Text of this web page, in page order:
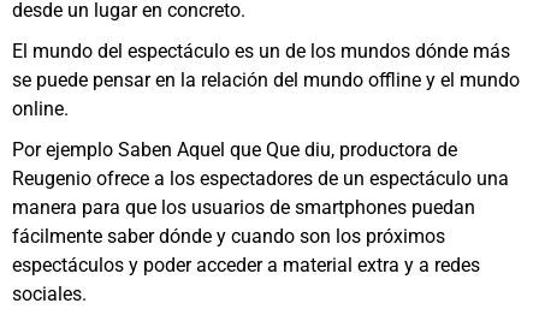
desde un lugar en concreto.
El mundo del espectáculo es un de los mundos dónde más
se puede pensar en la relación del mundo offline y el mundo
online.
Por ejemplo Saben Aquel que Que diu, productora de
Reugenio ofrece a los espectadores de un espectáculo una
manera para que los usuarios de smartphones puedan
fácilmente saber dónde y cuando son los próximos
espectáculos y poder acceder a material extra y a redes
sociales.